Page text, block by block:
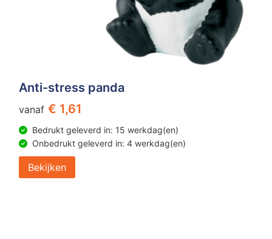
Anti-stress panda
vanaf € 1,61
Bedrukt geleverd in: 15 werkdag(en)
Onbedrukt geleverd in: 4 werkdag(en)
Bekijken